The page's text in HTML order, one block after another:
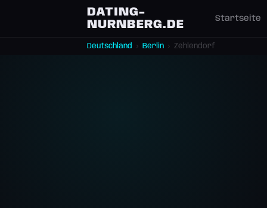
DATING-
NURNBERG.DE
Startseite
Deutschland › Berlin › Zehlendorf